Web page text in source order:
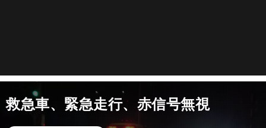
救急車、緊急走行、赤信号無視